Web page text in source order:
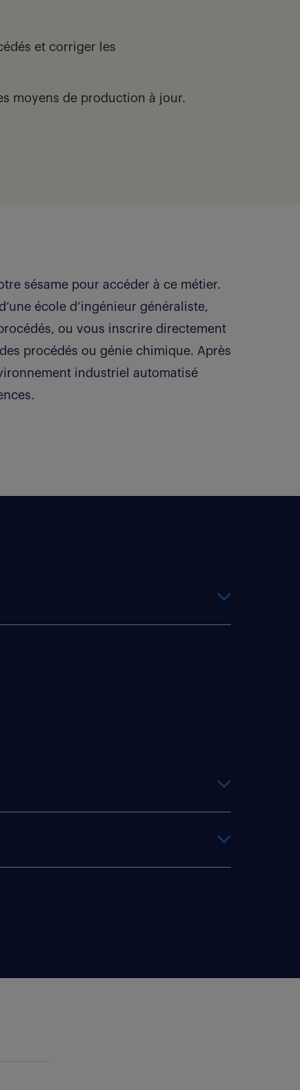
et corriger les
moyens de production à jour.
sésame pour accéder à ce métier.
école d’ingénieur généraliste,
ou vous inscrire directement
procédés ou génie chimique. Après
industriel automatisé